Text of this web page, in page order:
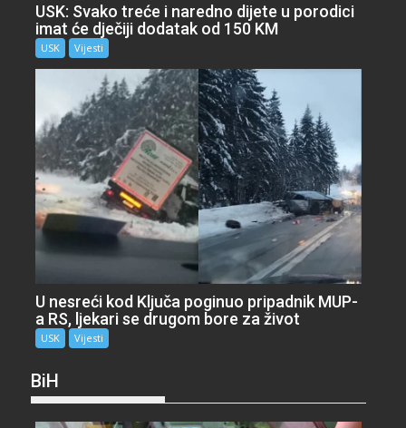
USK: Svako treće i naredno dijete u porodici
imat će dječiji dodatak od 150 KM
USK Vijesti
U nesreći kod Ključa poginuo pripadnik MUP-
a RS, ljekari se drugom bore za život
USK Vijesti
BiH